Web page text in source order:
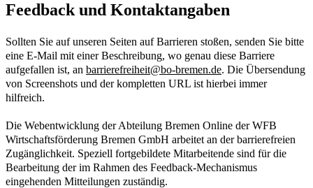
Feedback und Kontaktangaben
Sollten Sie auf unseren Seiten auf Barrieren stoßen, senden Sie bitte
eine E-Mail mit einer Beschreibung, wo genau diese Barriere
aufgefallen ist, an barrierefreiheit@bo-bremen.de. Die Übersendung
von Screenshots und der kompletten URL ist hierbei immer
hilfreich.
Die Webentwicklung der Abteilung Bremen Online der WFB
Wirtschaftsförderung Bremen GmbH arbeitet an der barrierefreien
Zugänglichkeit. Speziell fortgebildete Mitarbeitende sind für die
Bearbeitung der im Rahmen des Feedback-Mechanismus
eingehenden Mitteilungen zuständig.